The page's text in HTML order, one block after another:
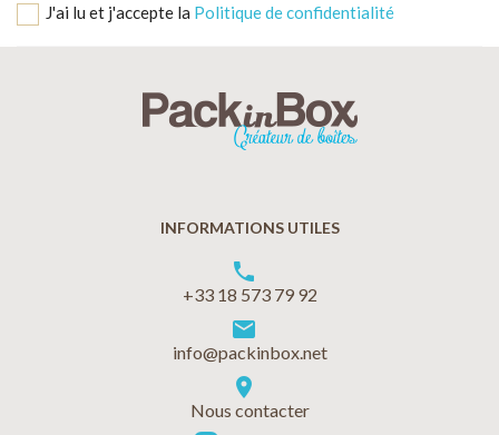
J'ai lu et j'accepte la Politique de confidentialité
INFORMATIONS UTILES
phone
+33 18 573 79 92
markunread
info@packinbox.net
location_on
Nous contacter